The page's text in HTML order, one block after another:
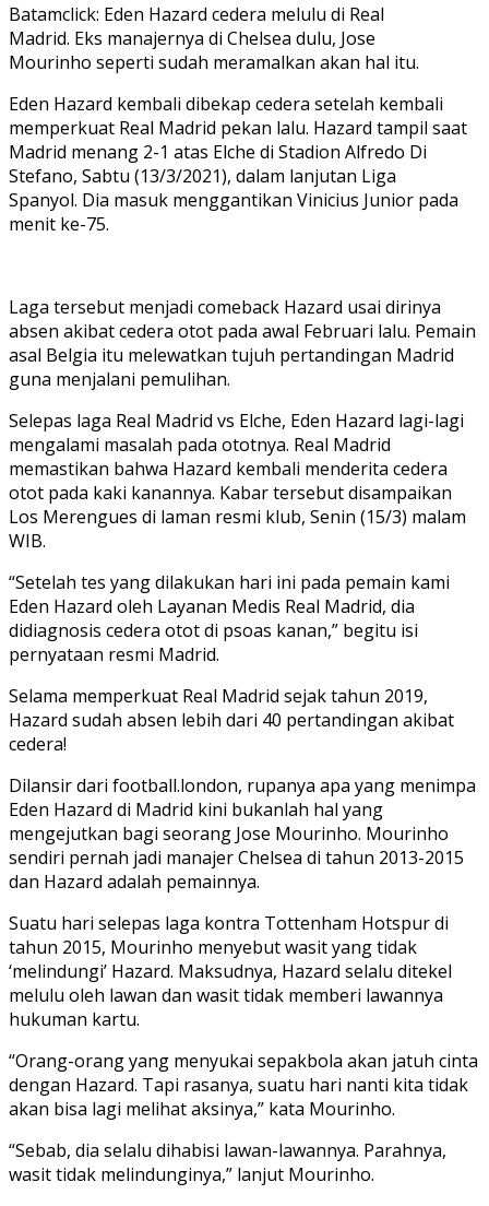
Batamclick: Eden Hazard cedera melulu di Real
Madrid. Eks manajernya di Chelsea dulu, Jose
Mourinho seperti sudah meramalkan akan hal itu.
Eden Hazard kembali dibekap cedera setelah kembali
memperkuat Real Madrid pekan lalu. Hazard tampil saat
Madrid menang 2-1 atas Elche di Stadion Alfredo Di
Stefano, Sabtu (13/3/2021), dalam lanjutan Liga
Spanyol. Dia masuk menggantikan Vinicius Junior pada
menit ke-75.
Laga tersebut menjadi comeback Hazard usai dirinya
absen akibat cedera otot pada awal Februari lalu. Pemain
asal Belgia itu melewatkan tujuh pertandingan Madrid
guna menjalani pemulihan.
Selepas laga Real Madrid vs Elche, Eden Hazard lagi-lagi
mengalami masalah pada ototnya. Real Madrid
memastikan bahwa Hazard kembali menderita cedera
otot pada kaki kanannya. Kabar tersebut disampaikan
Los Merengues di laman resmi klub, Senin (15/3) malam
WIB.
“Setelah tes yang dilakukan hari ini pada pemain kami
Eden Hazard oleh Layanan Medis Real Madrid, dia
didiagnosis cedera otot di psoas kanan,” begitu isi
pernyataan resmi Madrid.
Selama memperkuat Real Madrid sejak tahun 2019,
Hazard sudah absen lebih dari 40 pertandingan akibat
cedera!
Dilansir dari football.london, rupanya apa yang menimpa
Eden Hazard di Madrid kini bukanlah hal yang
mengejutkan bagi seorang Jose Mourinho. Mourinho
sendiri pernah jadi manajer Chelsea di tahun 2013-2015
dan Hazard adalah pemainnya.
Suatu hari selepas laga kontra Tottenham Hotspur di
tahun 2015, Mourinho menyebut wasit yang tidak
‘melindungi’ Hazard. Maksudnya, Hazard selalu ditekel
melulu oleh lawan dan wasit tidak memberi lawannya
hukuman kartu.
“Orang-orang yang menyukai sepakbola akan jatuh cinta
dengan Hazard. Tapi rasanya, suatu hari nanti kita tidak
akan bisa lagi melihat aksinya,” kata Mourinho.
“Sebab, dia selalu dihabisi lawan-lawannya. Parahnya,
wasit tidak melindunginya,” lanjut Mourinho.